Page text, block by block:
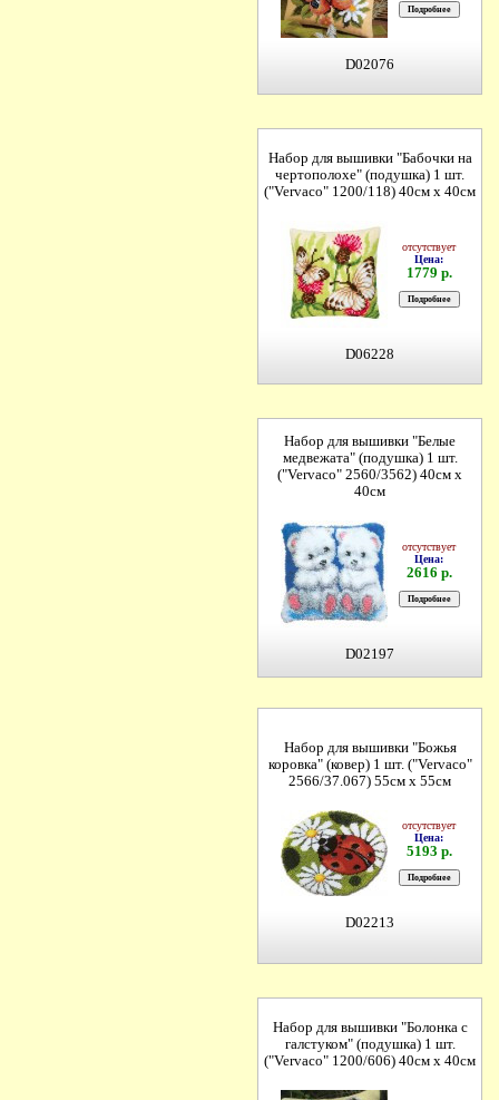
D02076
Набор для вышивки "Бабочки на
чертополохе" (подушка) 1 шт.
("Vervaco" 1200/118) 40см х 40см
отсутствует
Цена:
1779 р.
D06228
Набор для вышивки "Белые
медвежата" (подушка) 1 шт.
("Vervaco" 2560/3562) 40см х
40см
отсутствует
Цена:
2616 р.
D02197
Набор для вышивки "Божья
коровка" (ковер) 1 шт. ("Vervaco"
2566/37.067) 55см х 55см
отсутствует
Цена:
5193 р.
D02213
Набор для вышивки "Болонка с
галстуком" (подушка) 1 шт.
("Vervaco" 1200/606) 40см х 40см